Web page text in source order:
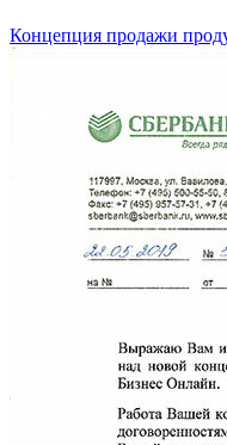
Концепция продажи